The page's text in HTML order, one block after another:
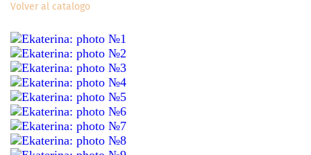
Volver al catalogo